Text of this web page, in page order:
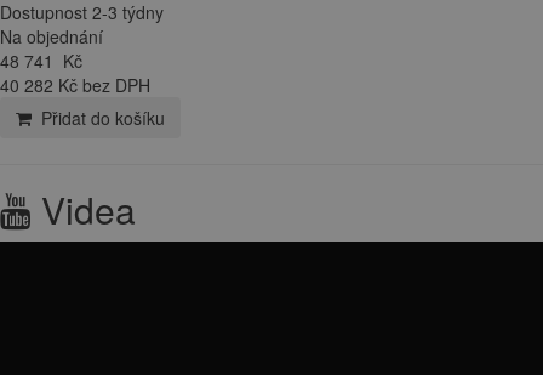
Dostupnost 2-3 týdny
Na objednání
48 741 Kč
40 282 Kč bez DPH
Přidat do košíku
Videa